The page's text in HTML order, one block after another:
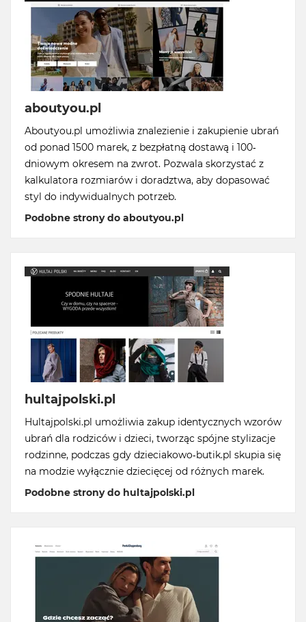
aboutyou.pl
Aboutyou.pl umożliwia znalezienie i zakupienie ubrań
od ponad 1500 marek, z bezpłatną dostawą i 100-
dniowym okresem na zwrot. Pozwala skorzystać z
kalkulatora rozmiarów i doradztwa, aby dopasować
styl do indywidualnych potrzeb.
Podobne strony do aboutyou.pl
hultajpolski.pl
Hultajpolski.pl umożliwia zakup identycznych wzorów
ubrań dla rodziców i dzieci, tworząc spójne stylizacje
rodzinne, podczas gdy dzieciakowo-butik.pl skupia się
na modzie wyłącznie dziecięcej od różnych marek.
Podobne strony do hultajpolski.pl